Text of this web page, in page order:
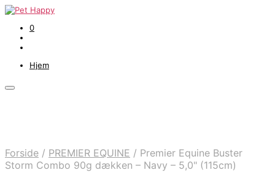
0
Hjem
Forside / PREMIER EQUINE / Premier Equine Buster
Storm Combo 90g dækken – Navy – 5,0" (115cm)